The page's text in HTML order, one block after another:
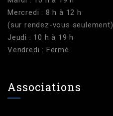
Mercredi : 8 h à 12 h
(sur rendez-vous seulement)
Jeudi : 10 h à 19 h
Vendredi : Fermé
Associations